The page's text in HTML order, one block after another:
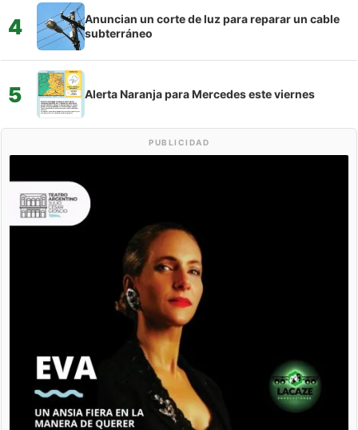
4
Anuncian un corte de luz para reparar un cable
subterráneo
5 Alerta Naranja para Mercedes este viernes
PUBLICIDAD